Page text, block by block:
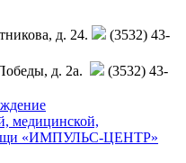
д. 24.
(3532) 43-
д. 2а.
(3532) 43-
медицинской,
«ИМПУЛЬС-ЦЕНТР»